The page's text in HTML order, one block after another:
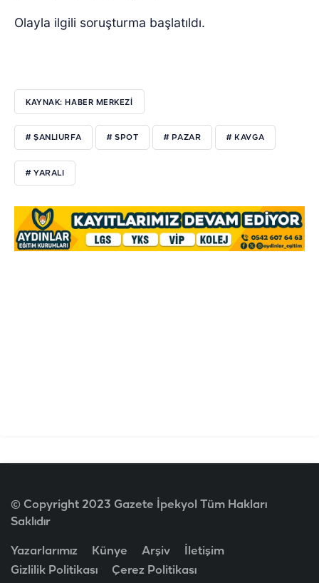
Olayla ilgili soruşturma başlatıldı.
KAYNAK: HABER MERKEZİ
# ŞANLIURFA # SPOT # PAZAR # KAVGA
# YARALI
© Copyright 2023 Gazete İpekyol Tüm Hakları
Saklıdır
Yazarlarımız Künye Arşiv
İletişim
Gizlilik Politikası
Çerez Politikası